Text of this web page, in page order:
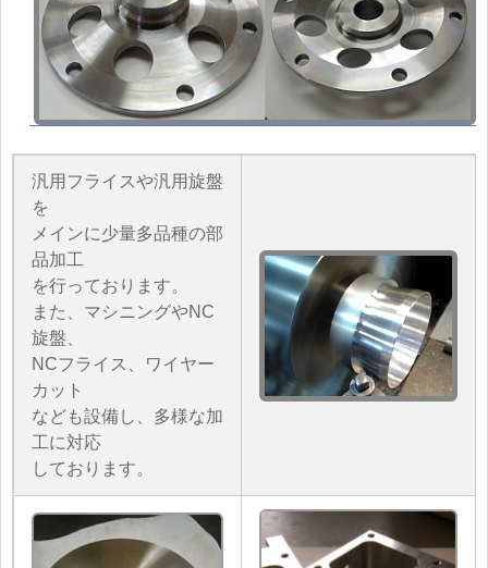
汎用フライスや汎用旋盤
を
メインに少量多品種の部
品加工
を行っております。
また、マシニングやNC
旋盤、
NCフライス、ワイヤー
カット
なども設備し、多様な加
工に対応
しております。